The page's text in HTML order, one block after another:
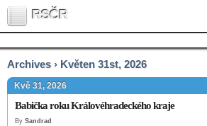
RSČR
Archives › Květen 31st, 2026
Kvě 31, 2026
Babička roku Královéhradeckého kraje
By Sandrad